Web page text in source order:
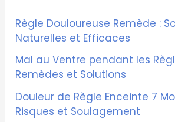
c
e
r
Règle Douloureuse Remède :
Naturelles et Efficaces
Mal au Ventre pendant les
Remèdes et Solutions
Douleur de Règle Enceinte 7
Risques et Soulagement